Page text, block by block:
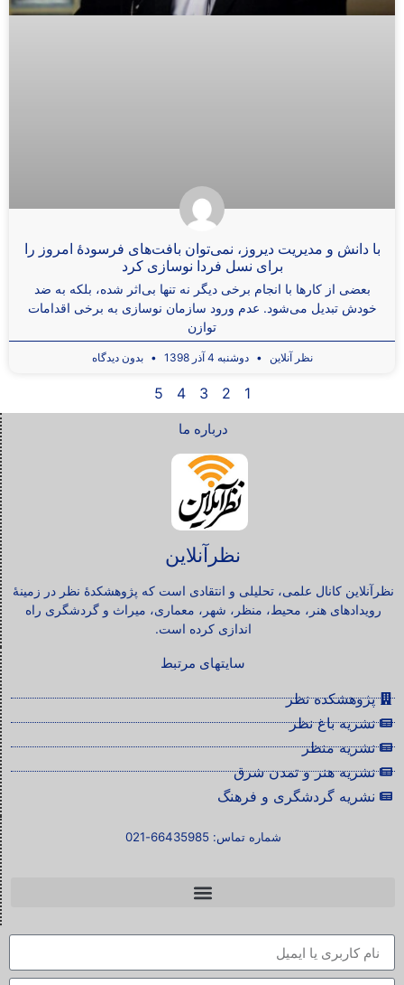
با دانش و مدیریت دیروز، نمی‌توان بافت‌های فرسودۀ امروز را
برای نسل فردا نوسازی کرد
بعضی از کارها با انجام برخی دیگر نه تنها بی‌اثر شده، بلکه به ضد
خودش تبدیل می‌شود. عدم ورود سازمان نوسازی به برخی اقدامات
توازن
نظر آنلاین دوشنبه 4 آذر 1398 بدون دیدگاه
1
2
3
4
5
درباره ما
نظرآنلاین
نظرآنلاین کانال علمی، تحلیلی و انتقادی است که پژوهشکدۀ نظر در زمینۀ
رویدادهای هنر، محیط، منظر، شهر، معماری، میراث و گردشگری راه
اندازی کرده است.
سایتهای مرتبط
پژوهشکده نظر
نشریه باغ نظر
نشریه منظر
نشریه هنر و تمدن شرق
نشریه گردشگری و فرهنگ
شماره تماس: 66435985-021